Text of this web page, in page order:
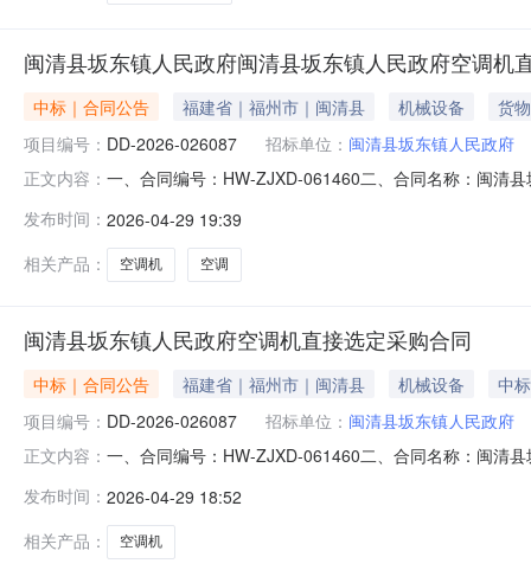
闽清县坂东镇人民政府闽清县坂东镇人民政府空调机
中标｜合同公告 福建省｜福州市｜闽清县 机械设备
货物
项目编号： DD-2026-026087 招标单位： 闽清县坂东镇人民政府
正文内容： 一、合同编号：HW-ZJXD-061460二、合同名称：闽清
省福州市开发区长安投资区长盛路2#长天工业园2#楼五
发布时间： 2026-04-29 19:39
相关产品：
空调机 空调
闽清县坂东镇人民政府空调机直接选定采购合同
中标｜合同公告 福建省｜福州市｜闽清县 机械设备
中
项目编号： DD-2026-026087 招标单位： 闽清县坂东镇人民政府
正文内容： 一、合同编号：HW-ZJXD-061460二、合同名称：闽清
福建省福州市开发区长安投资区长盛路2#长天工业园2#
发布时间： 2026-04-29 18:52
相关产品：
空调机